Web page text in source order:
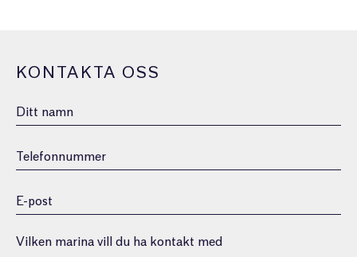
KONTAKTA OSS
Namn
Telefonnummer
E-
post
Vilken marina vill du ha kontakt med